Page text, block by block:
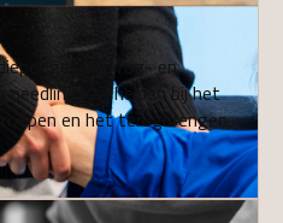
gelegen rug- en
needling kan helpen bij het
en het terugbrengen